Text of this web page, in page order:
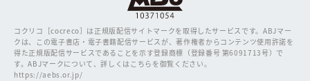
コクリコ［cocreco］は正規版配信サイトマークを取得したサービスです。ABJマー
クは、この電子書店・電子書籍配信サービスが、著作権者からコンテンツ使用許諾を
得た正規版配信サービスであることを示す登録商標（登録番号 第6091713号）で
す。ABJマークについて、詳しくはこちらを御覧ください。
https://aebs.or.jp/